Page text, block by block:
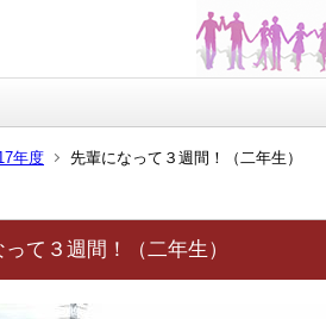
年度 先輩になって３週間！（二年生）
て３週間！（二年生）